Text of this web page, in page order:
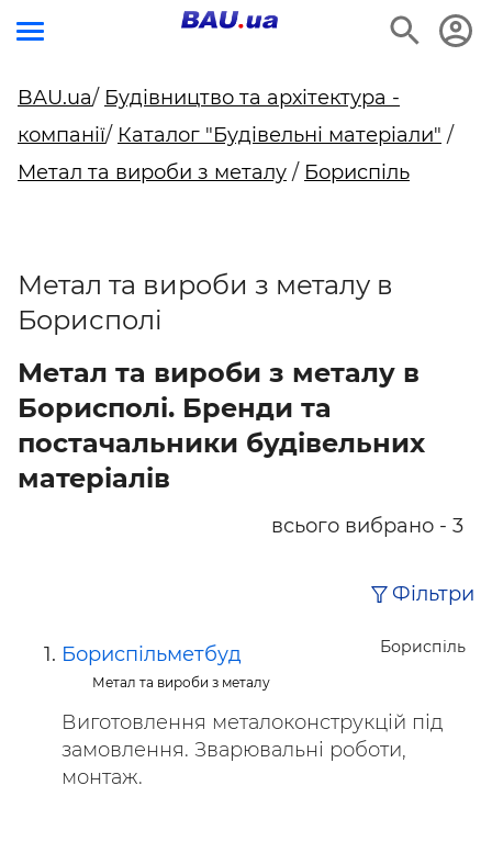
BAU.ua/ Будівництво та архітектура -
компанії/ Каталог "Будівельні матеріали" /
Метал та вироби з металу / Бориспіль
Метал та вироби з металу в
Борисполі
Метал та вироби з металу в
Борисполі. Бренди та
постачальники будівельних
матеріалів
всього вибрано - 3
Фільтри
Бориспіль
Бориспільметбуд
Метал та вироби з металу
Виготовлення металоконструкцій під
замовлення. Зварювальні роботи,
монтаж.